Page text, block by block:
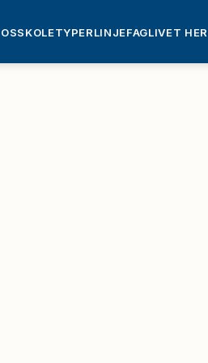
SKOLETYPERLINJEFAGLIVET HER